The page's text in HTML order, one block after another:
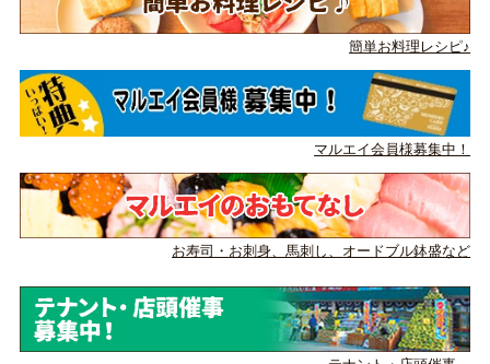
簡単お料理レシピ♪
マルエイ会員様募集中！
お寿司・お刺身、馬刺し、 オードブル鉢盛など